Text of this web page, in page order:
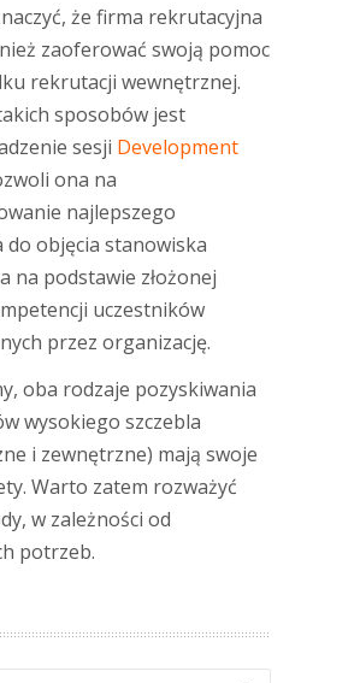
że firma rekrutacyjna
zaoferować swoją pomoc
rekrutacji wewnętrznej.
sposobów jest
sesji Development
ona na
najlepszego
do objęcia stanowiska
na podstawie złożonej
uczestników
przez organizację.
oba rodzaje pozyskiwania
wysokiego szczebla
i zewnętrzne) mają swoje
Warto zatem rozważyć
w zależności od
potrzeb.